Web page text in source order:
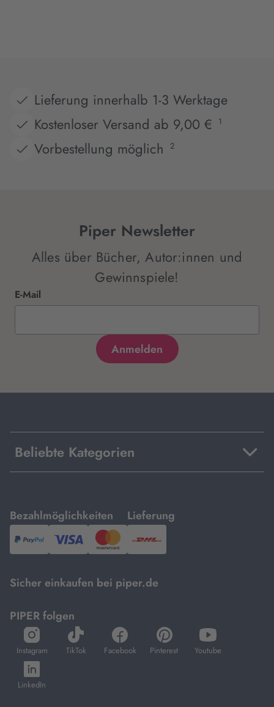
Lieferung innerhalb 1-3 Werktage
Kostenloser Versand ab 9,00 €
1
Vorbestellung möglich 2
Piper Newsletter
Alles über Bücher, Autor:innen und
Gewinnspiele!
E-Mail
Beliebte Kategorien
Bezahlmöglichkeiten
mit
PayPal,Visa
und
Lieferung
mit
DHL.
Sicher einkaufen bei piper.de
PIPER folgen
Instagram
öffnet
in
neuem
Tab
TikTok
öffnet
in
Facebook
öffnet
in
Pinterest
öffnet
in
Youtube
öffnet
in
LinkedIn
öffnet
in